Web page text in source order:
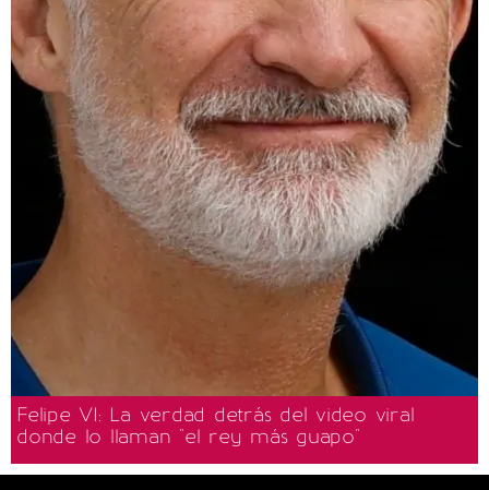
Felipe VI: La verdad detrás del video viral
donde lo llaman "el rey más guapo"